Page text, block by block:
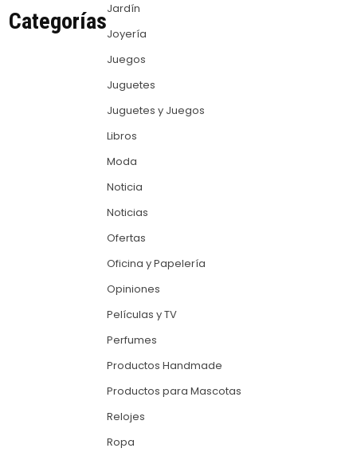
CategoríasJardín
Joyería
Juegos
Juguetes
Juguetes y Juegos
Libros
Moda
Noticia
Noticias
Ofertas
Oficina y Papelería
Opiniones
Películas y TV
Perfumes
Productos Handmade
Productos para Mascotas
Relojes
Ropa